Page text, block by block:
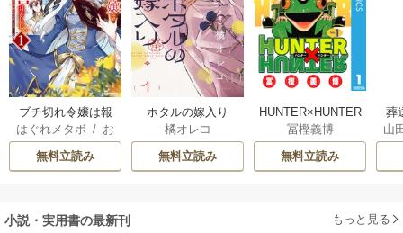
ブチ切れ令嬢は報
復を誓いました。
はぐれメタボ / お
おのいも /
無料立読み
ホタルの嫁入り
橘オレコ
無料立読み
HUNTER×HUNTER
モノクロ版
冨樫義博
無料立読み
葬
山
小説・実用書の最新刊 もっと見る